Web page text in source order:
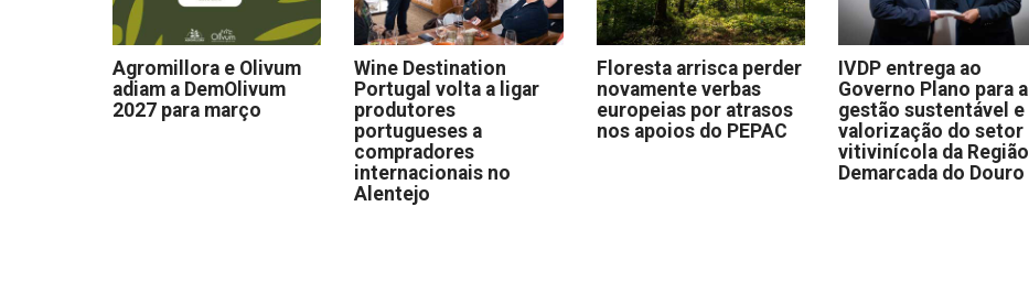
Agromillora e Olivum
adiam a DemOlivum
2027 para março
Wine Destination
Portugal volta a ligar
produtores
portugueses a
compradores
internacionais no
Alentejo
Floresta arrisca perder
novamente verbas
europeias por atrasos
nos apoios do PEPAC
IVDP entrega ao
Governo Plano para a
gestão sustentável e
valorização do setor
vitivinícola da Região
Demarcada do Douro